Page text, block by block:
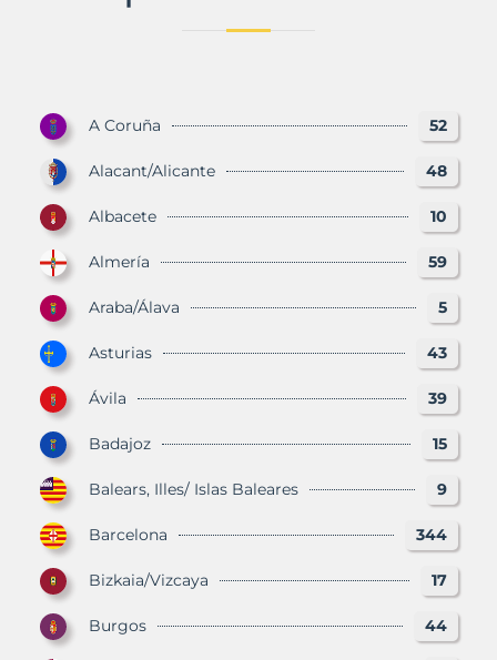
A Coruña 52
Alacant/Alicante 48
Albacete 10
Almería 59
Araba/Álava 5
Asturias 43
Ávila 39
Badajoz 15
Balears, Illes/ Islas Baleares 9
Barcelona 344
Bizkaia/Vizcaya 17
Burgos 44